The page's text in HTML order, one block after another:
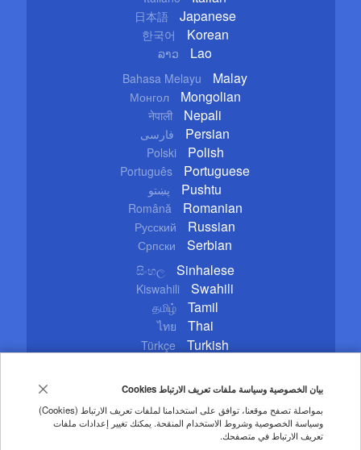
日本語 Japanese
한국어 Korean
ລາວ Lao
Bahasa Melayu Malay
Монгол Mongolian
नेपाली Nepali
فارسی Persian
Polski Polish
Português Portuguese
پښتو Pushtu
Română Romanian
Русский Russian
Српски Serbian
සිංහල Sinhalese
Kiswahili Swahili
தமிழ் Tamil
ไทย Thai
Türkçe Turkish
اردو
Vietnamese
Copyright © 2020 CGTN. Beijing ICP prepared NO.16065310-3
بيان الخصوصية وسياسة ملفات تعريف الارتباط Cookies
بمواصلة تصفح موقعنا، توافق على استخدامنا لملفات تعريف الارتباط (Cookies)
وسياسة الخصوصية وشروط الاستخدام المنقحة. يمكنك تغيير إعدادات ملفات
تعريف الارتباط في متصفحك.